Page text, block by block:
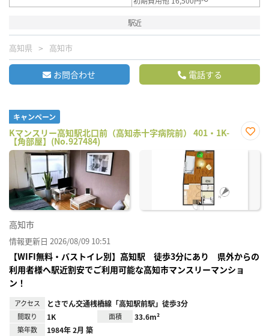
駅近
高知県 高知市
お問合わせ 電話する
キャンペーン
Kマンスリー高知駅北口前（高知赤十字病院前） 401・1K-
【角部屋】(No.927484)
に入
高知市
情報更新日 2026/08/09 10:51
【WIFI無料・バストイレ別】高知駅 徒歩3分にあり 県外からの
利用者様へ駅近割安でご利用可能な高知市マンスリーマンショ
ン！
アクセス とさでん交通桟橋線「高知駅前駅」徒歩3分
間取り 1K 面積 33.6m²
築年数 1984年 2月 築